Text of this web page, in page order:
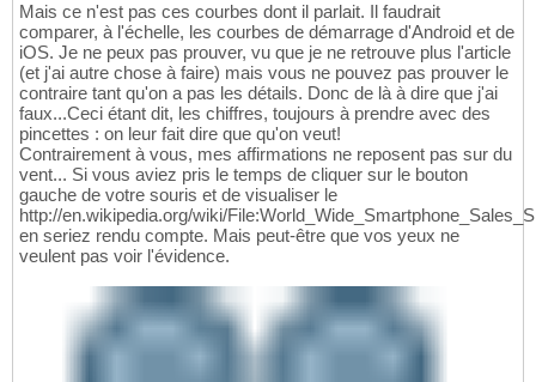
Mais ce n'est pas ces courbes dont il parlait. Il faudrait
comparer, à l'échelle, les courbes de démarrage d'Android et de
iOS. Je ne peux pas prouver, vu que je ne retrouve plus l'article
(et j'ai autre chose à faire) mais vous ne pouvez pas prouver le
contraire tant qu'on a pas les détails. Donc de là à dire que j'ai
faux...Ceci étant dit, les chiffres, toujours à prendre avec des
pincettes : on leur fait dire que qu'on veut!
Contrairement à vous, mes affirmations ne reposent pas sur du
vent... Si vous aviez pris le temps de cliquer sur le bouton
gauche de votre souris et de visualiser le
http://en.wikipedia.org/wiki/
en seriez rendu compte. Mais peut-être que vos yeux ne
veulent pas voir l'évidence.